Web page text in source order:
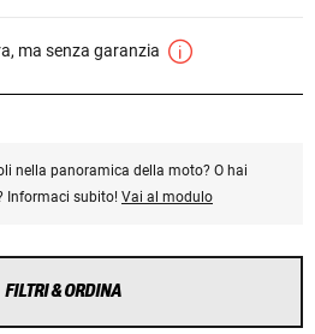
ma senza garanzia
nella panoramica della moto? O hai
Informaci subito! Vai al modulo
FILTRI & ORDINA